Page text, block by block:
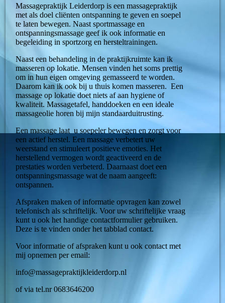
Massagepraktijk Leiderdorp is een massagepraktijk
met als doel cliënten ontspanning te geven en soepel
te laten bewegen. Naast sportmassage en
ontspanningsmassage geef ik ook informatie en
begeleiding in sportzorg en hersteltrainingen.
Naast een behandeling in de praktijkruimte kan ik
masseren op lokatie. Mensen vinden het soms prettig
om in hun eigen omgeving gemasseerd te worden.
Daarom kan ik ook bij u thuis komen masseren.Een
massage op lokatie doet niets af aan hygiene of
kwaliteit. Massagetafel, handdoeken en een ideale
massageolie horen bij mijn standaarduitrusting.
Een massage laat u soepeler bewegen en zorgt voor
een actief herstel. Een massage verbetert uw
weerstand en stimuleert positieve emoties. Het
herstellend vermogen wordt geactiveerd en de
prestaties worden verbeterd. Daarnaast doet een
ontspanningsmassage wat de naam aangeeft:
ontspannen.
Afspraken maken of informatie opvragen kan zowel
telefonisch als schriftelijk. Voor uw schriftelijke vraag
kunt u ook het handige contactformulier gebruiken.
Deze is te vinden onder het tabblad contact.
Voor informatie of afspraken kunt u ook contact met
mij opnemen per email:
info@massagepraktijkleiderdorp.nl
of via tel.nr 0683646200